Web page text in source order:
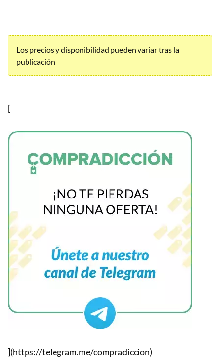
Los precios y disponibilidad pueden variar tras la
publicación
[
](https://telegram.me/compradiccion)